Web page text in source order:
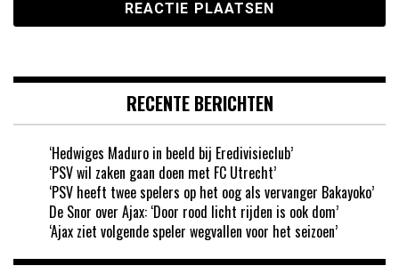
RECENTE BERICHTEN
‘Hedwiges Maduro in beeld bij Eredivisieclub’
‘PSV wil zaken gaan doen met FC Utrecht’
‘PSV heeft twee spelers op het oog als vervanger Bakayoko’
De Snor over Ajax: ‘Door rood licht rijden is ook dom’
‘Ajax ziet volgende speler wegvallen voor het seizoen’